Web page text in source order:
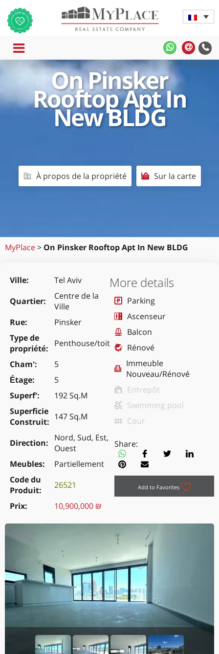
MyPlace
-
-
MENU
On Pinsker
Rooftop Apt In
New BLDG
À propos de la propriété Sur la carte
MyPlace> On Pinsker Rooftop Apt In New BLDG
Ville
Tel Aviv
Quartier
Centre de la
Ville
Rue
Pinsker
Type de
propriété
Penthouse/toit
Cham'
5
Étage
5
Superf'
192 Sq.M
Superficie
Construit
147 Sq.M
Direction
Nord, Sud, Est,
Ouest
Meubles
Partiellement
Code du
Produit
26521
Prix
10,900,000 ₪
More details
Parking
Ascenseur
Balcon
Rénové
Immeuble
Nouveau/Rénové
Entrepôt
Swimming pool
Cour
Share:
Add to Favorites